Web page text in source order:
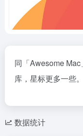
同「Awesome Mac
库，星标更多一些。
数据统计